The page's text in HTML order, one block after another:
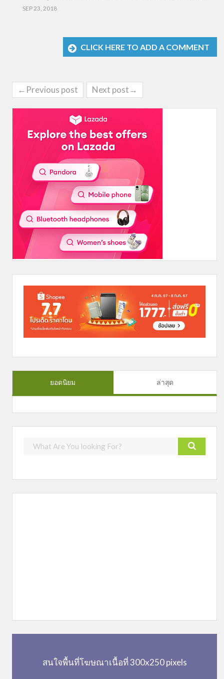
SEP 23, 2018
CLICK HERE TO ADD A COMMENT
←Previous post Next post→
ยอดนิยม ล่าสุด
สนใจพื้นที่โฆษณาเนื้อที่ 300x250 pixels